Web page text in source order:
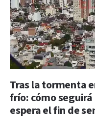
Tras la tormenta
frío: cómo
espera el fin de